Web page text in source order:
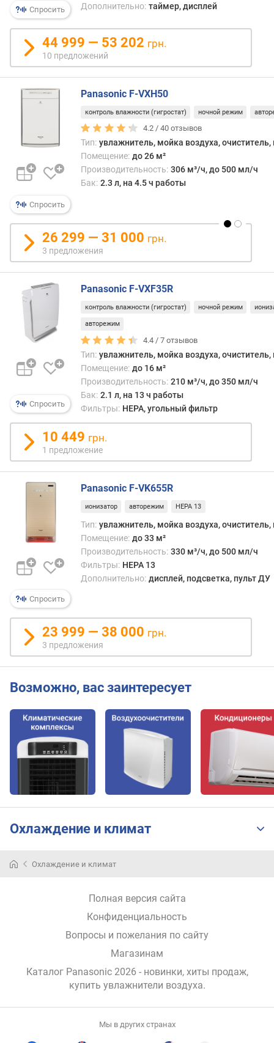
з
а
п
о
д
о
а
в
е
п
о
к
о
л
и
с
т
в
у
п
р
е
ж
н
и
в
а
н
н
и
е
п
л
о
щ
д
о
(
л
Спросить
Дополнительно: таймер, дисплей
44 999 — 53 202 грн.
10 предложений
Спросить
Panasonic F-VXH50
контроль влажности (гигростат) ночной режим
4.2 /40 отзывов
Тип: увлажнитель, мойка воздуха,
Помещение: до 26 м²
Производительность: 306 м³/ч, до 500 мл/ч
Бак: 2.3 л, на 4.5 ч работы
26 299 — 31 000 грн.
3 предложения
Спросить
Panasonic F-VXF35R
контроль влажности (гигростат) ночной режим
авторежим
4.4 /7 отзывов
Тип: увлажнитель, мойка воздуха,
Помещение: до 16 м²
Производительность: 210 м³/ч, до 350 мл/ч
Бак: 2.1 л, на 13 ч работы
Фильтры: HEPA, угольный фильтр
10 449 грн.
1 предложение
Спросить
Panasonic F-VK655R
ионизатор авторежим HEPA 13
Тип: увлажнитель, мойка воздуха,
Помещение: до 33 м²
Производительность: 330 м³/ч, до 500 мл/ч
Фильтры: HEPA 13
Дополнительно: дисплей, подсветка, пульт ДУ
23 999 — 38 000 грн.
3 предложения
Возможно, вас заинтересует
Охлаждение и климат
Охлаждение и климат
Полная версия сайта
Конфиденциальность
Вопросы и пожелания по сайту
Магазинам
Каталог Panasonic 2026 - новинки, хиты продаж,
купить увлажнители воздуха.
Мы в других странах